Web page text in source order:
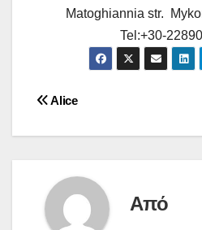
Matoghiannia str.
Tel:+30-
Πλοήγηση
άρθρων
Alice
Από